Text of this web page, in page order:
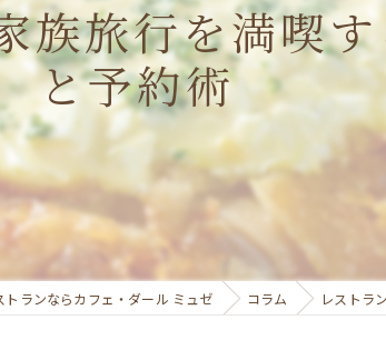
族旅行を満喫
と予約術
トランならカフェ・ダール ミュゼ コラム レストラ